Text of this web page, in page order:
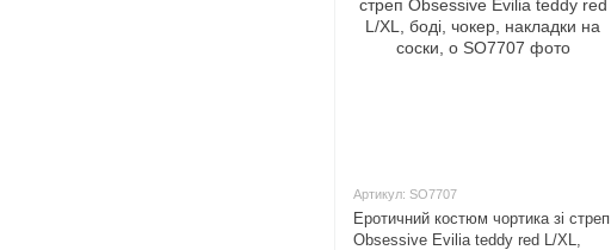
Артикул: SO7707
Еротичний костюм чортика зі стреп
Obsessive Evilia teddy red L/XL,